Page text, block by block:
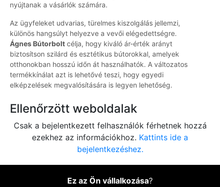
nyújtanak a vásárlók számára.
Az ügyfeleket udvarias, türelmes kiszolgálás jellemzi,
különös hangsúlyt helyezve a vevői elégedettségre.
Ágnes Bútorbolt célja, hogy kiváló ár-érték arányt
biztosítson szilárd és esztétikus bútorokkal, amelyek
otthonokban hosszú időn át használhatók. A változatos
termékkínálat azt is lehetővé teszi, hogy egyedi
elképzelések megvalósítására is legyen lehetőség.
Ellenőrzött weboldalak
Csak a bejelentkezett felhasználók férhetnek hozzá
ezekhez az információkhoz. Kattints ide a
bejelentkezéshez.
Ez az Ön vállalkozása?